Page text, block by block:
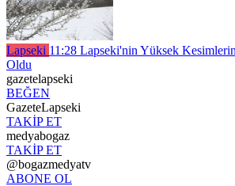
Lapseki 11:28 Lapseki'nin Yüksek
Oldu
gazetelapseki
BEĞEN
GazeteLapseki
TAKİP ET
medyabogaz
TAKİP ET
@bogazmedyatv
ABONE OL